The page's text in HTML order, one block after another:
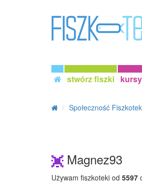
stwórz fiszki
Społeczność
Magnez93
Używam fiszkoteki od 5597